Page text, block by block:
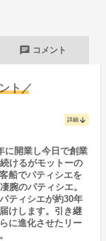
chat コメント
ト／
詳細 arrow_downward
に開業し今日で創業
けるがモットーの
船でパティシエを
腕のパティシエ。
ティシエが約30年
けします。引き継
に進化させたリー